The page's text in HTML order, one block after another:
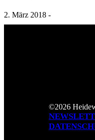
2. März 2018 -
©2026